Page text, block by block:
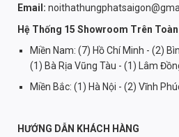
Email:
Hệ Thống 15 Showroom Trên Toàn
Miền Nam: (7) Hồ Chí Minh - (2)
(1) Bà Rịa Vũng Tàu - (1) Lâm
Miền Bắc: (1) Hà Nội - (2) Vĩnh
HƯỚNG DẪN KHÁCH HÀNG